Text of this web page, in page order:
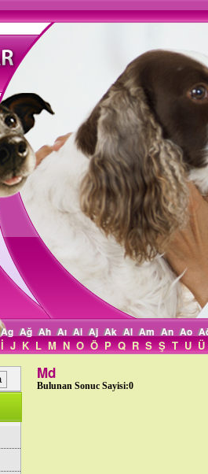
Ag Ağ Ah Aı Ai Aj Ak Al Am An Ao
İ J K L M N O Ö P Q R S Ş T U Ü
Md
Bulunan Sonuc Sayisi:0